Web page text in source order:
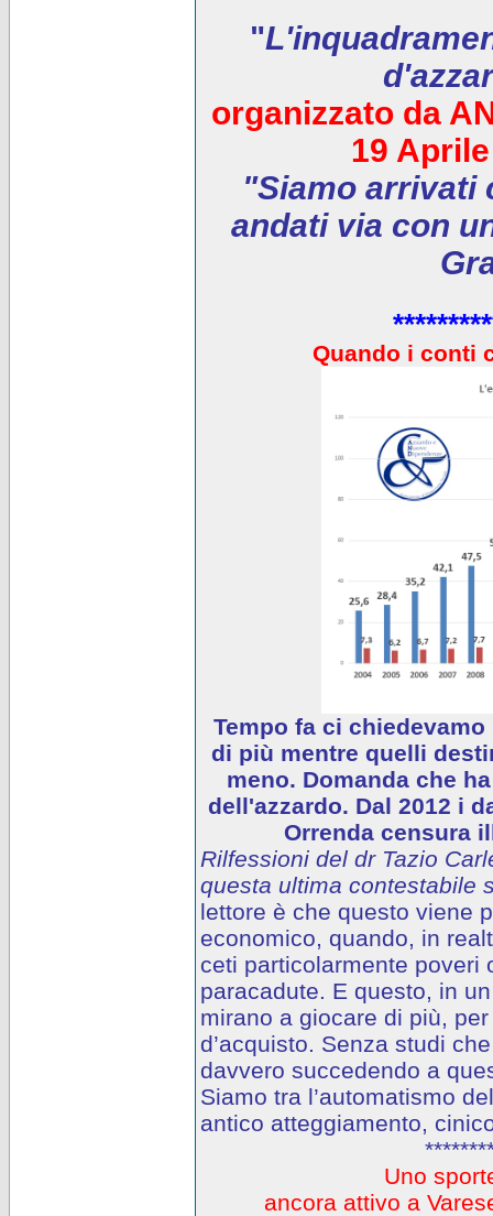
"
organizzato da
19
"Siamo arrivati
andati via con
Quando i conti
Tempo fa ci
di più mentre quelli
meno. Domanda che
dell'azzardo. Dal 2012 i
Orrenda censura
Rilfessioni del dr Tazio
questa ultima contestabile
lettore è che questo viene
economico, quando, in
ceti particolarmente poveri
paracadute. E questo, in
mirano a giocare di più,
d’acquisto. Senza studi
davvero succedendo a
Siamo tra l’automatismo
antico atteggiamento,
Uno
ancora attivo a